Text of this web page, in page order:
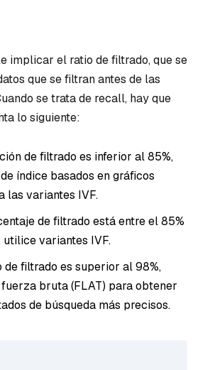
implicar el ratio de filtrado, que se
que se filtran antes de las
se trata de recall, hay que
lo siguiente:
de filtrado es inferior al 85%,
índice basados en gráficos
las variantes IVF.
de filtrado está entre el 85%
utilice variantes IVF.
de filtrado es superior al 98%,
bruta (FLAT) para obtener
de búsqueda más precisos.